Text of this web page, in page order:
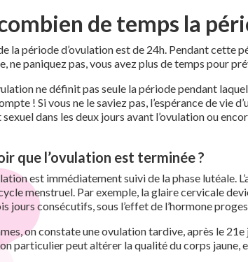
de temps la
la période d’ovulation est de 24h. Pendant
ne paniquez pas, vous avez plus de temps pour
ne définit pas seule la période pendant
! Si vous ne le saviez pas, l’espérance de vie
dans les deux jours avant l’ovulation ou
que l’ovulation est terminée ?
est immédiatement suivi de la phase lutéale.
menstruel. Par exemple, la glaire cervicale
jours consécutifs, sous l’effet de l’hormone
on constate une ovulation tardive, après le
particulier peut altérer la qualité du corps jaune,